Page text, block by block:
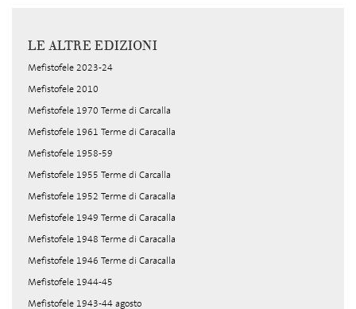
LE ALTRE EDIZIONI
Mefistofele 2023-24
Mefistofele 2010
Mefistofele 1970 Terme di Carcalla
Mefistofele 1961 Terme di Caracalla
Mefistofele 1958-59
Mefistofele 1955 Terme di Carcalla
Mefistofele 1952 Terme di Caracalla
Mefistofele 1949 Terme di Caracalla
Mefistofele 1948 Terme di Caracalla
Mefistofele 1946 Terme di Caracalla
Mefistofele 1944-45
Mefistofele 1943-44 agosto